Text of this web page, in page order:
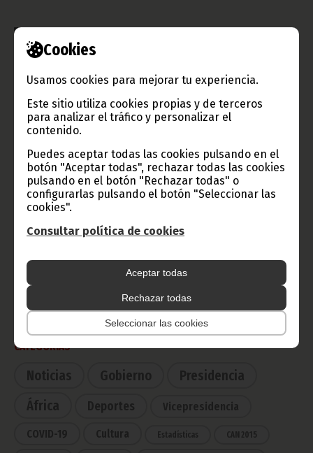
Cookies
Usamos cookies para mejorar tu experiencia.
Este sitio utiliza cookies propias y de terceros
para analizar el tráfico y personalizar el
contenido.
Puedes aceptar todas las cookies pulsando en el
botón "Aceptar todas", rechazar todas las cookies
pulsando en el botón "Rechazar todas" o
configurarlas pulsando el botón "Seleccionar las
cookies".
Consultar política de cookies
Aceptar todas
Rechazar todas
Seleccionar las cookies
Gobierno e Instituciones
Información de Guinea Ecuatorial
TVGE
Radio Nacional de Guinea
Ecuatorial
Haz click aquí para escuchar ahora
CATEGORÍAS
Noticias Gobierno
Presidencia
África
Deportes Vicepresidencia
COVID-19 Cultura Estadísticas CAN 2015